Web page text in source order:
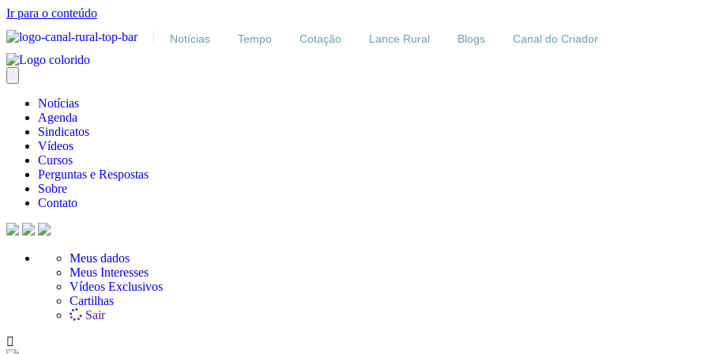
Ir para o conteúdo
Notícias Tempo Cotação Lance Rural Blogs Canal do Criador
Notícias
Agenda
Sindicatos
Vídeos
Cursos
Perguntas e Respostas
Sobre
Contato
Meus dados
Meus Interesses
Vídeos Exclusivos
Cartilhas
Sair